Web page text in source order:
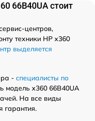
66B40UA стоит
центров,
техники HP x360
выделяется
- специалисты по
модель x360 66B40UA
На все виды
гарантия.